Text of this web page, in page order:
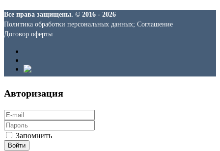
Все права защищены. © 2016 - 2026
Политика обработки персональных данных; Соглашение
Договор оферты
Авторизация
Запомнить